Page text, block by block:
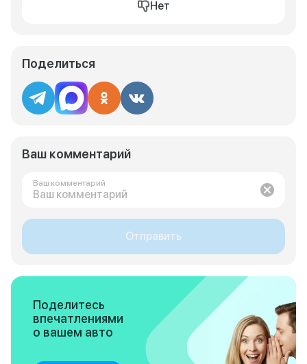
Нет
Поделиться
Ваш комментарий
Ваш комментарий
Отправить
Поделитесь
впечатлениями
о вашем авто